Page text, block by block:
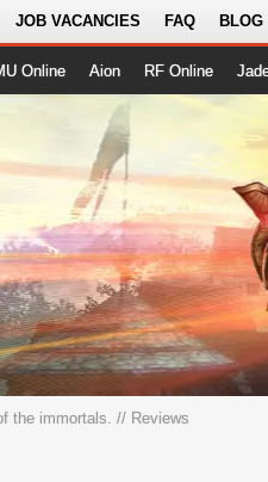
JOB VACANCIES FAQ BLOG
Online Aion RF Online
the immortals. // Reviews